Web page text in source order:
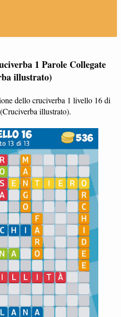
1 Parole Collegate
illustrato)
dello cruciverba 1 livello 16 di
illustrato).